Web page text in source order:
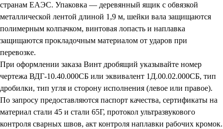
странам ЕАЭС. Упаковка — деревянный ящик с обвязкой
металлической лентой длиной 1,9 м, шейки вала защищаются
полимерным колпачком, винтовая лопасть и наплавка
защищаются прокладочным материалом от ударов при
перевозке.
При оформлении заказа Винт дробящий указывайте номер
чертежа ВДГ-10.40.000СБ или эквивалент 1Д.00.02.000СБ, тип
дробилки, тип угля и сторону исполнения (левое или правое).
По запросу предоставляются паспорт качества, сертификаты на
материал стали 45 и стали 65Г, протокол ультразвукового
контроля сварных швов, акт контроля наплавки рабочих кромок.